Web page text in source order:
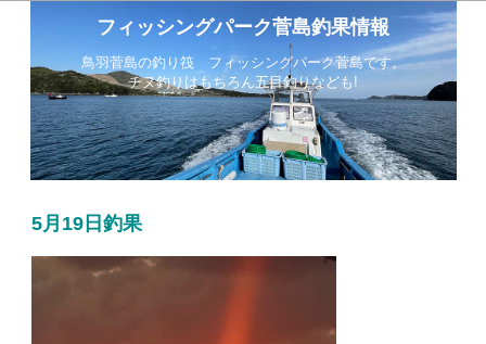
フィッシングパーク菅島釣果情報
鳥羽菅島の釣り筏 フィッシングパーク菅島です。
チヌ釣りはもちろん五目釣りなども!
5月19日釣果